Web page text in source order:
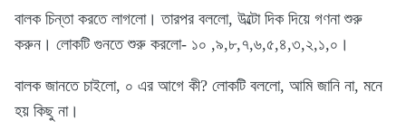
বালক চিন্তা করতে লাগলো। তারপর বললো, উল্টো দিক দিয়ে গণনা শুরু
করুন। লোকটি গুনতে শুরু করলো- ১০ ,৯,৮,৭,৬,৫,৪,৩,২,১,০।
বালক জানতে চাইলো, ০ এর আগে কী? লোকটি বললো, আমি জানি না, মনে
হয় কিছু না।